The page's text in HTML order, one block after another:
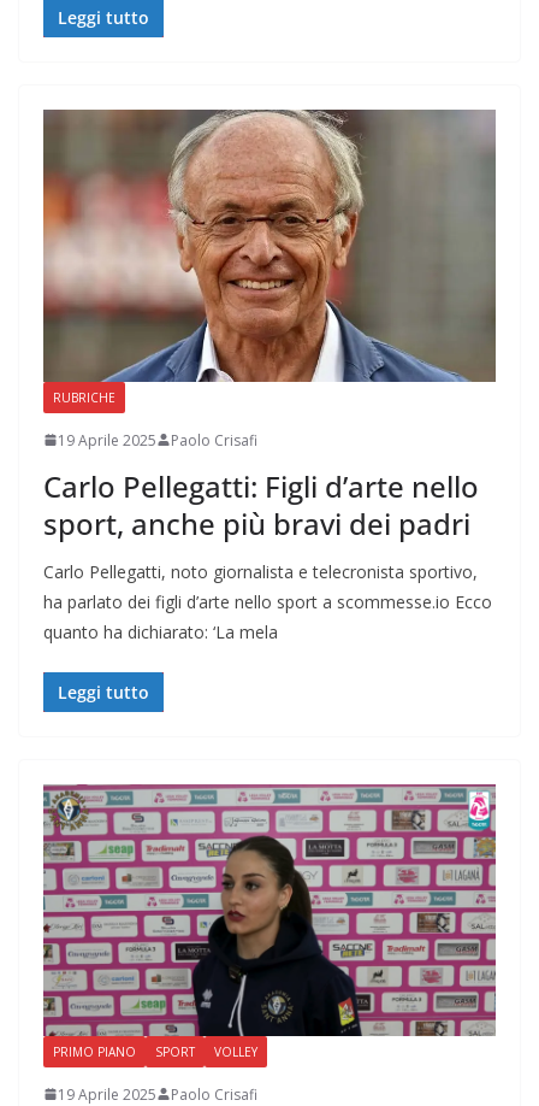
Leggi tutto
RUBRICHE
19 Aprile 2025 Paolo Crisafi
Carlo Pellegatti: Figli d’arte nello
sport, anche più bravi dei padri
Carlo Pellegatti, noto giornalista e telecronista sportivo,
ha parlato dei figli d’arte nello sport a scommesse.io Ecco
quanto ha dichiarato: ‘La mela
Leggi tutto
PRIMO PIANO SPORT VOLLEY
19 Aprile 2025 Paolo Crisafi